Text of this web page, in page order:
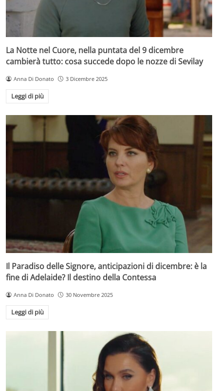
La Notte nel Cuore, nella puntata del 9 dicembre
cambierà tutto: cosa succede dopo le nozze di Sevilay
Anna Di Donato 3 Dicembre 2025
Leggi di più
Il Paradiso delle Signore, anticipazioni di dicembre: è la
fine di Adelaide? Il destino della Contessa
Anna Di Donato 30 Novembre 2025
Leggi di più